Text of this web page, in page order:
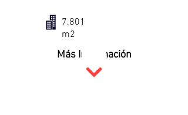
7.801
m2
Más Información